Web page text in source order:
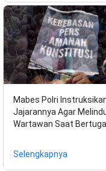
Mabes Polri
Jajarannya Agar
Wartawan Saat
Selengkapnya